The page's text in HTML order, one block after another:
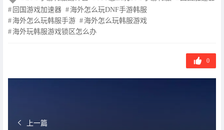
章
标
签
回国游戏加速器
海外怎么玩DNF手游韩服
海外怎么玩韩服手游
海外怎么玩韩服游戏
海外玩韩服游戏锁区怎么办
0
上一篇